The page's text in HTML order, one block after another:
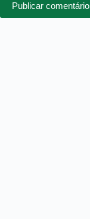
Publicar comentário